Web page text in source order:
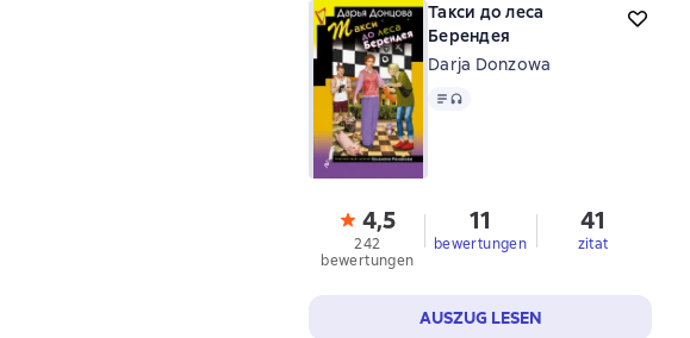
Такси до леса
Берендея
Darja Donzowa
Text, Audioformat verfügbar
4,5
242
bewertungen
11
bewertungen
41
zitat
AUSZUG LESEN